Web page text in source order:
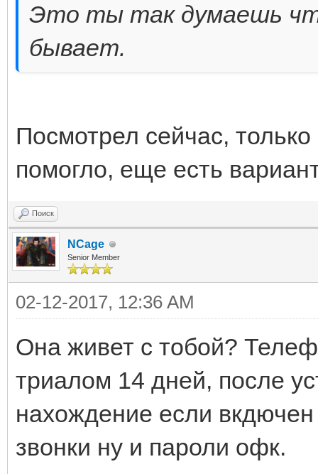
Это ты так думаешь
бывает.
Посмотрел сейчас,
помогло, еще есть
Поиск
NCage
Senior Member
02-12-2017, 12:36 AM
Она живет с тобой?
триалом 14 дней, после
нахождение если
звонки ну и пароли офк.